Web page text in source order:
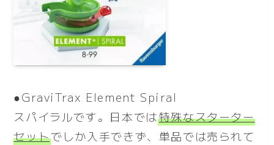
●GraviTrax Element Spiral
スパイラルです。日本では特殊なスターター
セットでしか入手できず、単品では売られて